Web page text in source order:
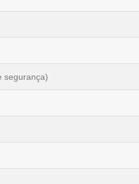
segurança)